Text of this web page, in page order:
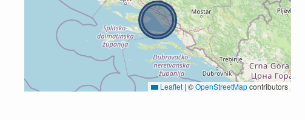
Leaflet | ©OpenStreetMapcontributors